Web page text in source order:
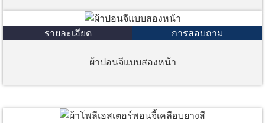
รายละเอียด การสอบถาม
ผ้าปอนจีแบบสองหน้า